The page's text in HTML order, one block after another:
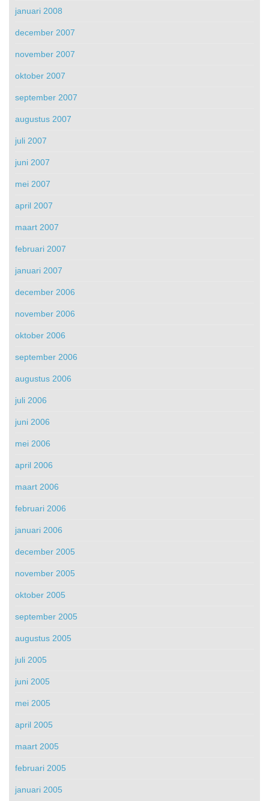
januari 2008
december 2007
november 2007
oktober 2007
september 2007
augustus 2007
juli 2007
juni 2007
mei 2007
april 2007
maart 2007
februari 2007
januari 2007
december 2006
november 2006
oktober 2006
september 2006
augustus 2006
juli 2006
juni 2006
mei 2006
april 2006
maart 2006
februari 2006
januari 2006
december 2005
november 2005
oktober 2005
september 2005
augustus 2005
juli 2005
juni 2005
mei 2005
april 2005
maart 2005
februari 2005
januari 2005